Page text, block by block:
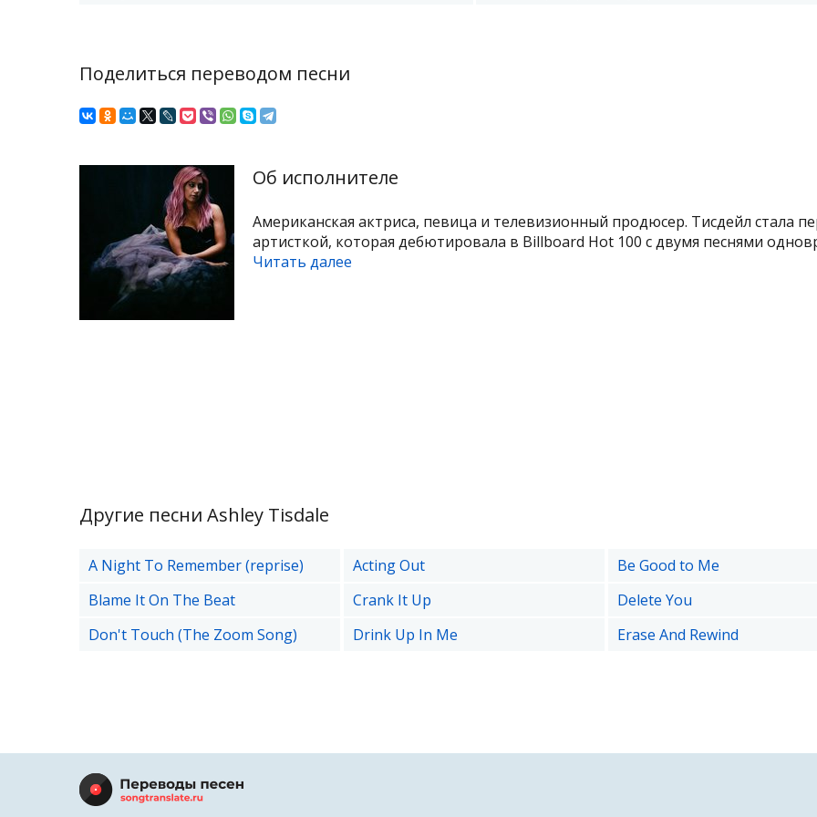
Поделиться переводом песни
Об исполнителе
Американская актриса, певица и телевизионный продюсер. Тисдейл стала
артисткой, которая дебютировала в Billboard Hot 100 с двумя песнями
Читать далее
Другие песни Ashley Tisdale
A Night To Remember (reprise) Acting Out
Be Good to Me
Blame It On The Beat
Crank It Up
Delete You
Don't Touch (The Zoom Song)
Drink Up In Me Erase And Rewind